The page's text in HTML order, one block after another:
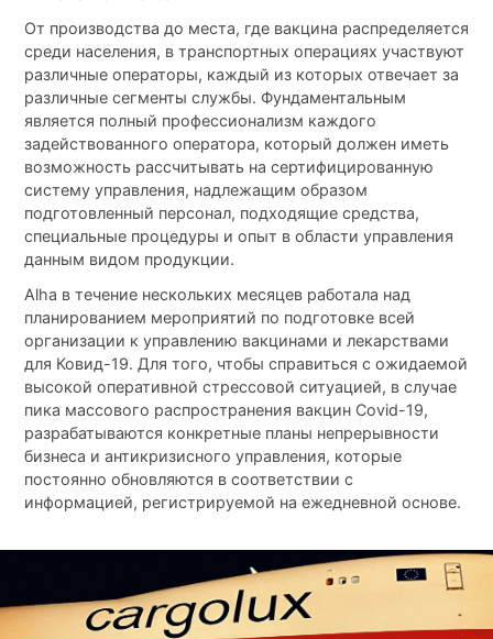
От производства до места, где вакцина распределяется
среди населения, в транспортных операциях участвуют
различные операторы, каждый из которых отвечает за
различные сегменты службы. Фундаментальным
является полный профессионализм каждого
задействованного оператора, который должен иметь
возможность рассчитывать на сертифицированную
систему управления, надлежащим образом
подготовленный персонал, подходящие средства,
специальные процедуры и опыт в области управления
данным видом продукции.
Аlha в течение нескольких месяцев работала над
планированием мероприятий по подготовке всей
организации к управлению вакцинами и лекарствами
для Ковид-19. Для того, чтобы справиться с ожидаемой
высокой оперативной стрессовой ситуацией, в случае
пика массового распространения вакцин Covid-19,
разрабатываются конкретные планы непрерывности
бизнеса и антикризисного управления, которые
постоянно обновляются в соответствии с
информацией, регистрируемой на ежедневной основе.